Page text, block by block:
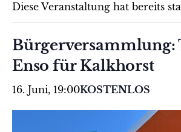
Diese Veranstaltung hat bereits
Bürgerversammlung:
Enso für Kalkhorst
16. Juni, 19:00KOSTENLOS